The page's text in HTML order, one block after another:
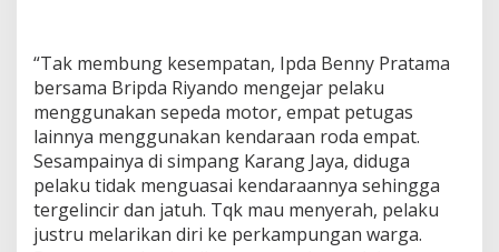
“Tak membung kesempatan, Ipda Benny Pratama
bersama Bripda Riyando mengejar pelaku
menggunakan sepeda motor, empat petugas
lainnya menggunakan kendaraan roda empat.
Sesampainya di simpang Karang Jaya, diduga
pelaku tidak menguasai kendaraannya sehingga
tergelincir dan jatuh. Tqk mau menyerah, pelaku
justru melarikan diri ke perkampungan warga.